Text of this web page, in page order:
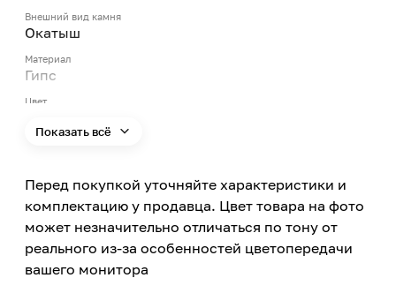
Внешний вид камня
Окатыш
Материал
Гипс
Цвет
Применение
Внутри помещений
Показать всё
Перед покупкой уточняйте характеристики и
комплектацию у продавца. Цвет товара на фото
может незначительно отличаться по тону от
реального из-за особенностей цветопередачи
вашего монитора